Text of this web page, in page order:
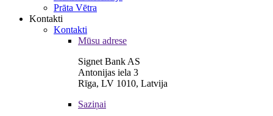
Prāta Vētra
Kontakti
Kontakti
Mūsu adrese
Signet Bank AS
Antonijas iela 3
Rīga, LV 1010, Latvija
Saziņai